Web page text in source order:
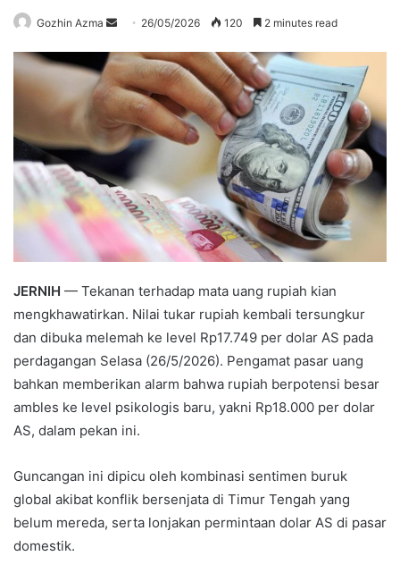
Gozhin Azma
Send
email
26/05/2026 120 2 minutes read
JERNIH — Tekanan terhadap mata uang rupiah kian
mengkhawatirkan. Nilai tukar rupiah kembali tersungkur
dan dibuka melemah ke level Rp17.749 per dolar AS pada
perdagangan Selasa (26/5/2026). Pengamat pasar uang
bahkan memberikan alarm bahwa rupiah berpotensi besar
ambles ke level psikologis baru, yakni Rp18.000 per dolar
AS, dalam pekan ini.
Guncangan ini dipicu oleh kombinasi sentimen buruk
global akibat konflik bersenjata di Timur Tengah yang
belum mereda, serta lonjakan permintaan dolar AS di pasar
domestik.